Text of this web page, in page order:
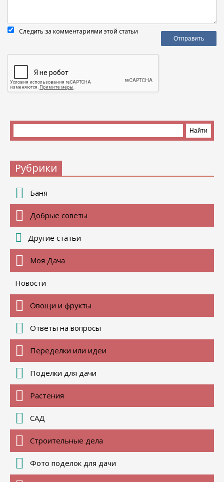
Следить за комментариями этой статьи
Рубрики
Баня
Добрые советы
Другие статьи
Моя Дача
Новости
Овощи и фрукты
Ответы на вопросы
Переделки или идеи
Поделки для дачи
Растения
САД
Строительные дела
Фото поделок для дачи